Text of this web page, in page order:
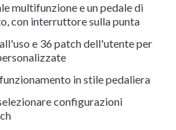
multifunzione e un pedale di
con interruttore sulla punta
e 36 patch dell'utente per
in stile pedaliera
configurazioni